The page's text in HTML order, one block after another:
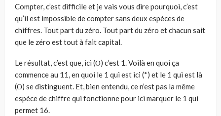
Compter, c’est difficile et je vais vous dire pourquoi, c’est
qu’il est impossible de compter sans deux espèces de
chiffres. Tout part du zéro. Tout part du zéro et chacun sait
que le zéro est tout à fait capital.
Le résultat, c’est que, ici (Ο) c’est 1. Voilà en quoi ça
commence au 11, en quoi le 1 qui est ici (*) et le 1 qui est là
(Ο) se distinguent. Et, bien entendu, ce n’est pas la même
espèce de chiffre qui fonctionne pour ici marquer le 1 qui
permet 16.